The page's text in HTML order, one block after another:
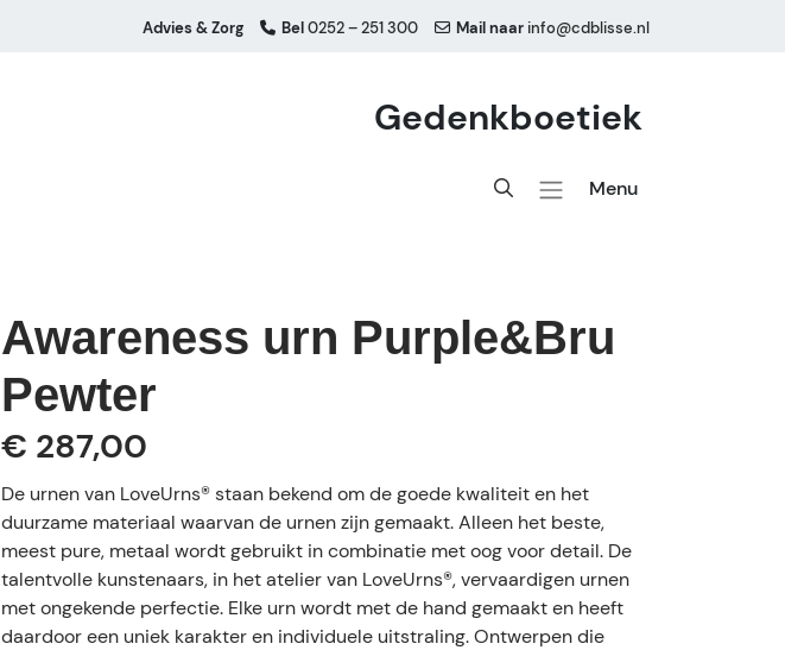
Advies & Zorg Bel0252 – 251 300 Mail naar info@cdblisse.nl
Gedenkboetiek
Menu
Awareness urn Purple&Bru
Pewter
€ 287,00
De urnen van LoveUrns® staan bekend om de goede kwaliteit en het
duurzame materiaal waarvan de urnen zijn gemaakt. Alleen het beste,
meest pure, metaal wordt gebruikt in combinatie met oog voor detail. De
talentvolle kunstenaars, in het atelier van LoveUrns®, vervaardigen urnen
met ongekende perfectie. Elke urn wordt met de hand gemaakt en heeft
daardoor een uniek karakter en individuele uitstraling. Ontwerpen die